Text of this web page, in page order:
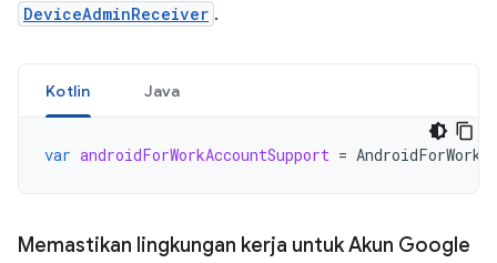
DeviceAdminReceiver .
Kotlin Java
var androidForWorkAccountSupport =
Memastikan lingkungan kerja untuk Akun Google